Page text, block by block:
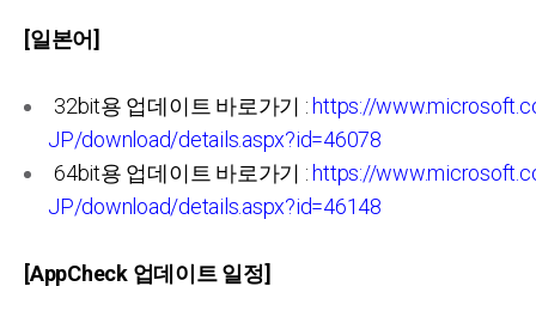
[일본어]
32bit용 업데이트 바로가기 : https://
JP/download/details.aspx?id=46078
64bit용 업데이트 바로가기 : https://
JP/download/details.aspx?id=46148
[AppCheck 업데이트 일정]